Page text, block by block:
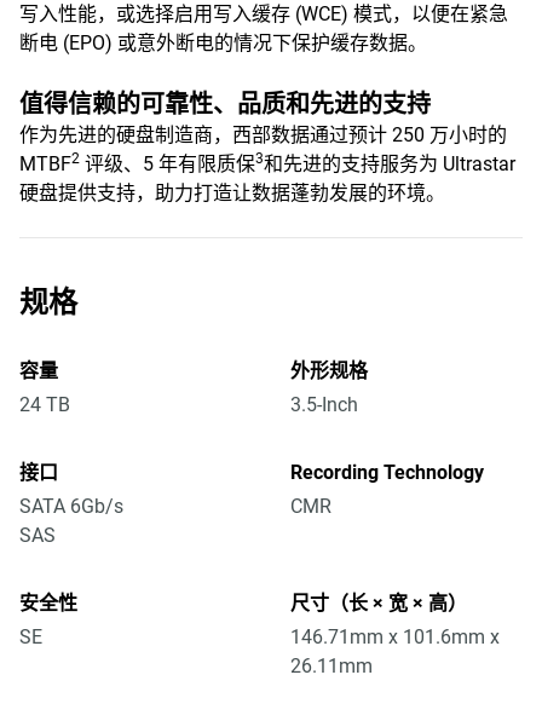
写入性能，或选择启用写入缓存 (WCE) 模式，以便在紧急
断电 (EPO) 或意外断电的情况下保护缓存数据。
值得信赖的可靠性、品质和先进的支持
作为先进的硬盘制造商，西部数据通过预计 250 万小时的
MTBF2 评级、5 年有限质保3和先进的支持服务为 Ultrastar
硬盘提供支持，助力打造让数据蓬勃发展的环境。
规格
容量
24 TB
外形规格
3.5-Inch
接口
SATA 6Gb/s
SAS
Recording Technology
CMR
安全性
SE
尺寸（长 × 宽 × 高）
146.71mm x 101.6mm x
26.11mm